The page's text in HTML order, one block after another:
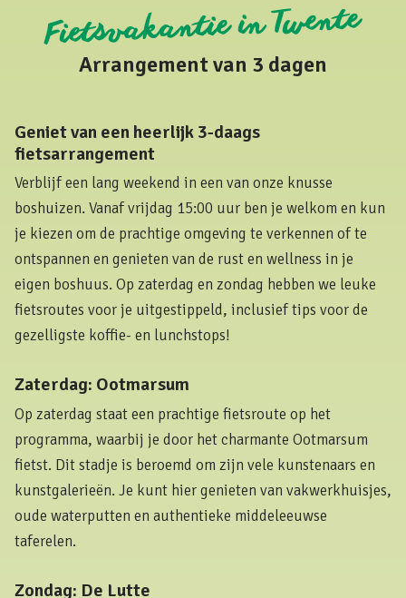
Fietsvakantie in Twente
Arrangement van 3 dagen
Geniet van een heerlijk 3-daags
fietsarrangement
Verblijf een lang weekend in een van onze knusse
boshuizen. Vanaf vrijdag 15:00 uur ben je welkom en kun
je kiezen om de prachtige omgeving te verkennen of te
ontspannen en genieten van de rust en wellness in je
eigen boshuus. Op zaterdag en zondag hebben we leuke
fietsroutes voor je uitgestippeld, inclusief tips voor de
gezelligste koffie- en lunchstops!
Zaterdag: Ootmarsum
Op zaterdag staat een prachtige fietsroute op het
programma, waarbij je door het charmante Ootmarsum
fietst. Dit stadje is beroemd om zijn vele kunstenaars en
kunstgalerieën. Je kunt hier genieten van vakwerkhuisjes,
oude waterputten en authentieke middeleeuwse
taferelen.
Zondag: De Lutte